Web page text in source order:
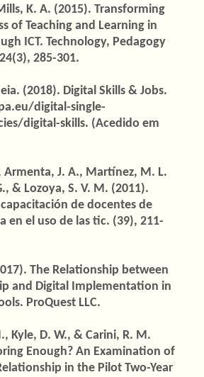
K. A. (2015). Transforming
of Teaching and Learning in
ICT. Technology, Pedagogy
285-301.
(2018). Digital Skills & Jobs.
digital-single-
digital-skills. (Acedido em
Armenta, J. A., Martínez, M. L.
& Lozoya, S. V. M. (2011).
de docentes de
en el uso de las tic. (39), 211-
The Relationship between
and Digital Implementation in
ProQuest LLC.
Kyle, D. W., & Carini, R. M.
Enough? An Examination of
in the Pilot Two-Year